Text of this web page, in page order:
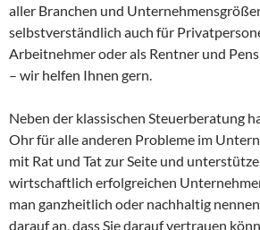
aller Branchen und
selbstverständlich auch für
Arbeitnehmer oder als Rentner und
– wir helfen Ihnen gern.
Neben der klassischen Steuerberatung
Ohr für alle anderen Probleme im
mit Rat und Tat zur Seite und
wirtschaftlich erfolgreichen
man ganzheitlich oder nachhaltig
darauf an, dass Sie darauf vertrauen